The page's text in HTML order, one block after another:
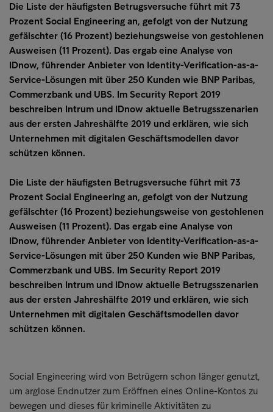
Die Liste der häufigsten Betrugsversuche führt mit 73
Prozent Social Engineering an, gefolgt von der Nutzung
gefälschter (16 Prozent) beziehungsweise von gestohlenen
Ausweisen (11 Prozent). Das ergab eine Analyse von
IDnow, führender Anbieter von Identity-Verification-as-a-
Service-Lösungen mit über 250 Kunden wie BNP Paribas,
Commerzbank und UBS. Im Security Report 2019
beschreiben Intrum und IDnow aktuelle Betrugsszenarien
aus der ersten Jahreshälfte 2019 und erklären, wie sich
Unternehmen mit digitalen Geschäftsmodellen davor
schützen können.
Die Liste der häufigsten Betrugsversuche führt mit 73
Prozent Social Engineering an, gefolgt von der Nutzung
gefälschter (16 Prozent) beziehungsweise von gestohlenen
Ausweisen (11 Prozent). Das ergab eine Analyse von
IDnow, führender Anbieter von Identity-Verification-as-a-
Service-Lösungen mit über 250 Kunden wie BNP Paribas,
Commerzbank und UBS. Im Security Report 2019
beschreiben Intrum und IDnow aktuelle Betrugsszenarien
aus der ersten Jahreshälfte 2019 und erklären, wie sich
Unternehmen mit digitalen Geschäftsmodellen davor
schützen können.
Social Engineering wird von Betrügern schon länger genutzt,
um arglose Endnutzer zum Eröffnen eines Online-Kontos zu
bewegen und dieses für kriminelle Aktivitäten zu